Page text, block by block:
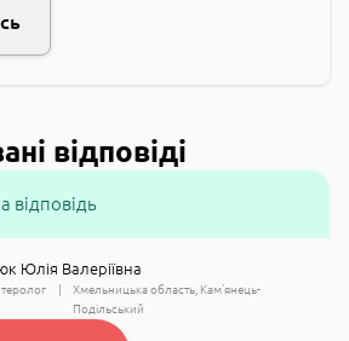
відповіді
відповідь
Юлія Валеріївна
Хмельницька область Кам'янець-
Подільський